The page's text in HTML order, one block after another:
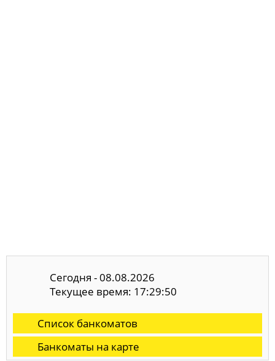
Сегодня - 08.08.2026
Текущее время: 17:29:51
Список банкоматов
Банкоматы на карте